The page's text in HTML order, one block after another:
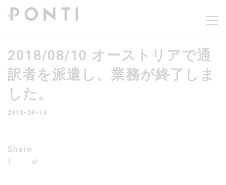
2018/08/10 オーストリアで通
訳者を派遣し、業務が終了しま
した。
2018-08-13
Share